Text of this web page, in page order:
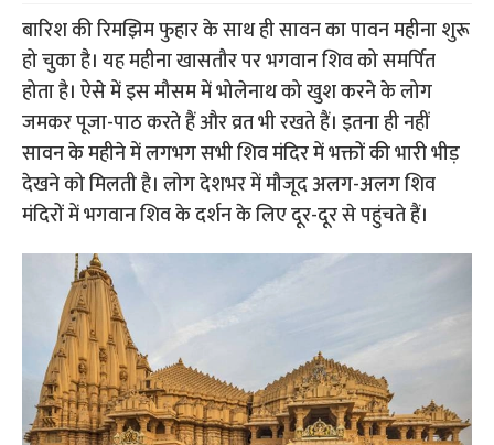
बारिश की रिमझिम फुहार के साथ ही सावन का पावन महीना शुरू
हो चुका है। यह महीना खासतौर पर भगवान शिव को समर्पित
होता है। ऐसे में इस मौसम में भोलेनाथ को खुश करने के लोग
जमकर पूजा-पाठ करते हैं और व्रत भी रखते हैं। इतना ही नहीं
सावन के महीने में लगभग सभी शिव मंदिर में भक्तों की भारी भीड़
देखने को मिलती है। लोग देशभर में मौजूद अलग-अलग शिव
मंदिरों में भगवान शिव के दर्शन के लिए दूर-दूर से पहुंचते हैं।